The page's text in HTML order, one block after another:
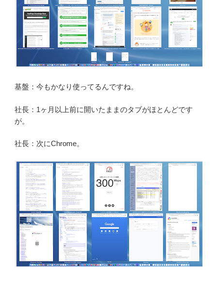
基盤：今もかなり使ってるんですね。
社長：1ヶ月以上前に開いたままのタブがほとんどです
が。
社長：次にChrome。